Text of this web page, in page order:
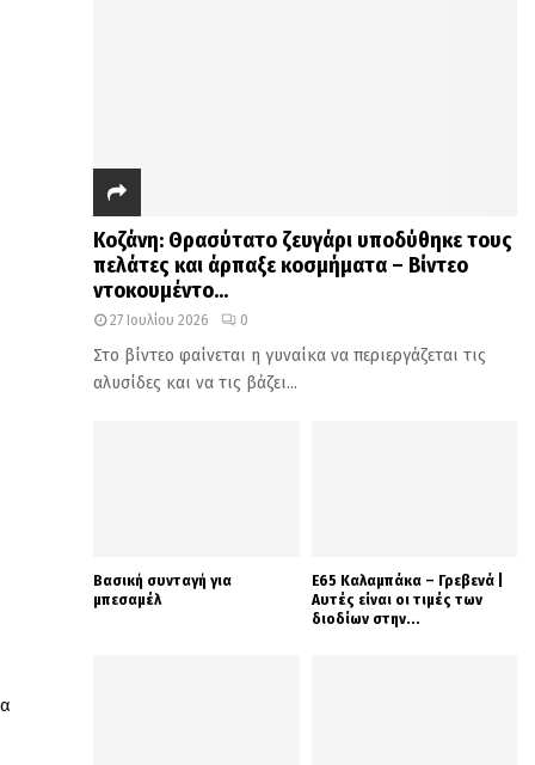
Κοζάνη: Θρασύτατο ζευγάρι υποδύθηκε τους
πελάτες και άρπαξε κοσμήματα – Βίντεο
ντοκουμέντο...
27 Ιουλίου 2026 0
Στο βίντεο φαίνεται η γυναίκα να περιεργάζεται τις
αλυσίδες και να τις βάζει...
Βασική συνταγή για
μπεσαμέλ
Ε65 Καλαμπάκα – Γρεβενά |
Αυτές είναι οι τιμές των
διοδίων στην...